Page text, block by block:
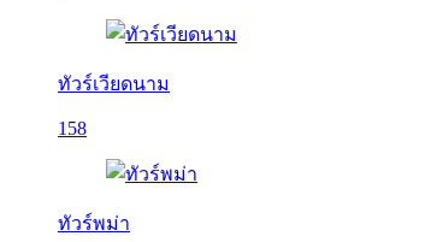
ทัวร์เวียดนาม
158
ทัวร์พม่า